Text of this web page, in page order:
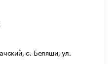
с. Беляши, ул.